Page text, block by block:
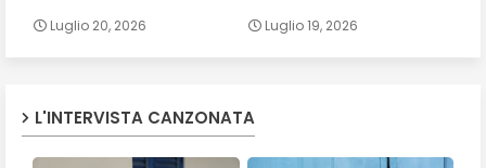
Luglio 20, 2026 Luglio 19, 2026
L'INTERVISTA CANZONATA